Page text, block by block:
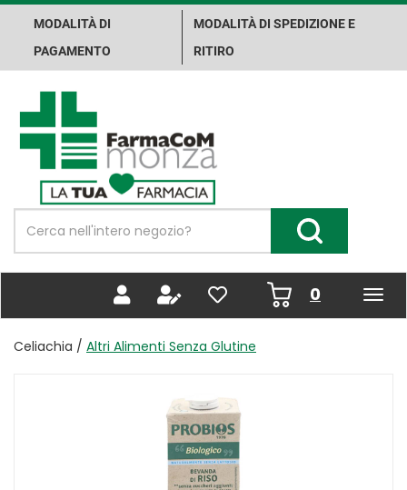
Passa
contenuto
MODALITÀ DI
PAGAMENTO
MODALITÀ DI SPEDIZIONE E
RITIRO
Farma.Co.M.
Spa
Prodotto
Cerca Prodotto
0 prodotti
inseriti
Celiachia / Altri Alimenti Senza Glutine